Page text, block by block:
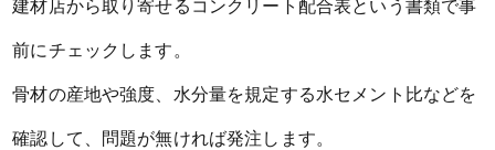
建材店から取り寄せるコンクリート配合表という書類で事
前にチェックします。
骨材の産地や強度、水分量を規定する水セメント比などを
確認して、問題が無ければ発注します。